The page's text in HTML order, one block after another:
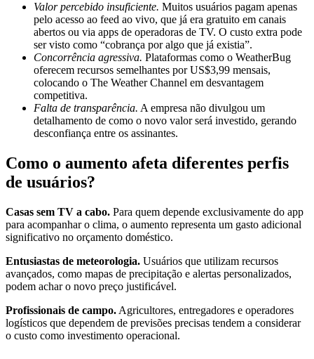
Valor percebido insuficiente. Muitos usuários pagam apenas
pelo acesso ao feed ao vivo, que já era gratuito em canais
abertos ou via apps de operadoras de TV. O custo extra pode
ser visto como “cobrança por algo que já existia”.
Concorrência agressiva. Plataformas como o WeatherBug
oferecem recursos semelhantes por US$3,99 mensais,
colocando o The Weather Channel em desvantagem
competitiva.
Falta de transparência. A empresa não divulgou um
detalhamento de como o novo valor será investido, gerando
desconfiança entre os assinantes.
Como o aumento afeta diferentes perfis
de usuários?
Casas sem TV a cabo. Para quem depende exclusivamente do app
para acompanhar o clima, o aumento representa um gasto adicional
significativo no orçamento doméstico.
Entusiastas de meteorologia. Usuários que utilizam recursos
avançados, como mapas de precipitação e alertas personalizados,
podem achar o novo preço justificável.
Profissionais de campo. Agricultores, entregadores e operadores
logísticos que dependem de previsões precisas tendem a considerar
o custo como investimento operacional.